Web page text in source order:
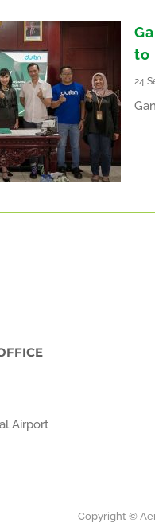
to
24
Airport
Copyright ©